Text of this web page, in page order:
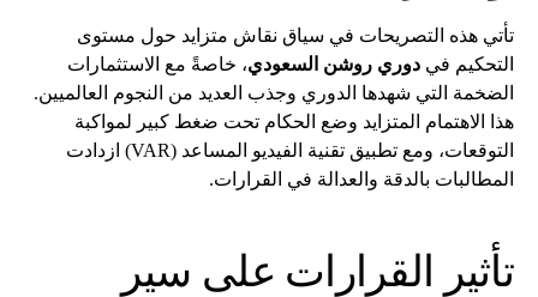
تأتي هذه التصريحات في سياق نقاش متزايد حول مستوى
التحكيم في دوري روشن السعودي، خاصةً مع الاستثمارات
الضخمة التي شهدها الدوري وجذب العديد من النجوم العالميين.
هذا الاهتمام المتزايد وضع الحكام تحت ضغط كبير لمواكبة
التوقعات، ومع تطبيق تقنية الفيديو المساعد (VAR) ازدادت
المطالبات بالدقة والعدالة في القرارات.
تأثير القرارات على سير